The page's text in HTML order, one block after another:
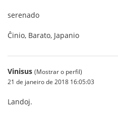
serenado
Ĉinio, Barato, Japanio
Vinisus (Mostrar o perfil)
21 de janeiro de 2018 16:05:03
Landoj.